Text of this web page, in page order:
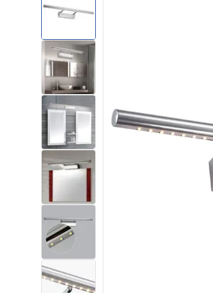
Dušo durys
Vonios dušo padėklai
Linijiniai dušo kanalai
Tualetai
Praustuvas
Vonios ir ekranai
Vonios dušai